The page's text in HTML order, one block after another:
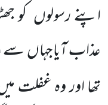
اپنے رسولوں کو
عذاب آیا جہاں سے
تھا اور وہ